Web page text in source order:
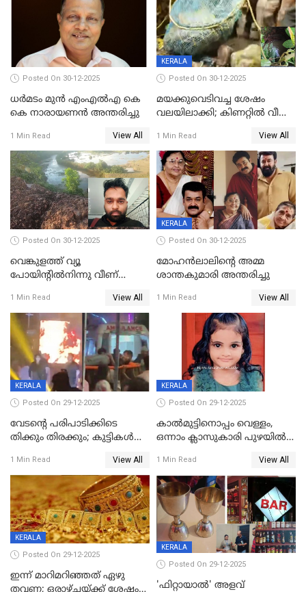
Posted On 30-12-2025
ധർമടം മുൻ എംഎല്‍എ കെ
കെ നാരായണന്‍ അന്തരിച്ചു
1 Min Read View All
KERALA
Posted On 30-12-2025
മയക്കുവെടിവച്ച ശേഷം
വലയിലാക്കി; കിണറ്റിൽ വീണ
1 Min Read View All
Posted On 30-12-2025
വെങ്കുളത്ത് വ്യൂ
പോയിന്റിൽനിന്നു വീണ്
1 Min Read View All
KERALA
Posted On 30-12-2025
മോഹന്‍ലാലിന്‍റെ അമ്മ
ശാന്തകുമാരി അന്തരിച്ചു
1 Min Read View All
KERALA
Posted On 29-12-2025
വേടന്റെ പരിപാടിക്കിടെ
തിക്കും തിരക്കും; കുട്ടികള്‍
പരിക്ക്; പാളം മറികടന്ന
യുവാവ് ട്രെയിന്‍ തട്ടി മരിച്ചു
1 Min Read View All
KERALA
Posted On 29-12-2025
കാൽമുട്ടിനൊപ്പം വെള്ളം,
ഒന്നാം ക്ലാസുകാരി പുഴയിൽ
കുട്ടികൾക്കൊപ്പം
കളിക്കുന്നതിനിടെ
1 Min Read View All
KERALA
Posted On 29-12-2025
ഇന്ന് മാറിമറിഞ്ഞത് ഏഴു
KERALA
Posted On 29-12-2025
'ഫിറ്റായാൽ' അളവ്